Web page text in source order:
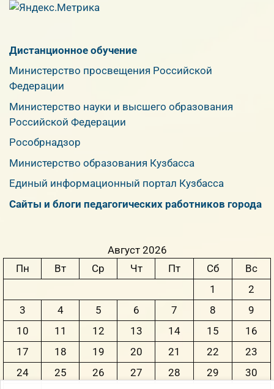
Дистанционное обучение
Министерство просвещения Российской
Федерации
Министерство науки и высшего образования
Российской Федерации
Рособрнадзор
Министерство образования Кузбасса
Единый информационный портал Кузбасса
Сайты и блоги педагогических работников города
Август 2026
Пн
Вт Ср Чт Пт Сб
Вс
1
2
3
4 5 6 7 8
9
10
11 12 13 14 15
16
17
18 19 20 21 22
23
24
25 26 27 28 29
30